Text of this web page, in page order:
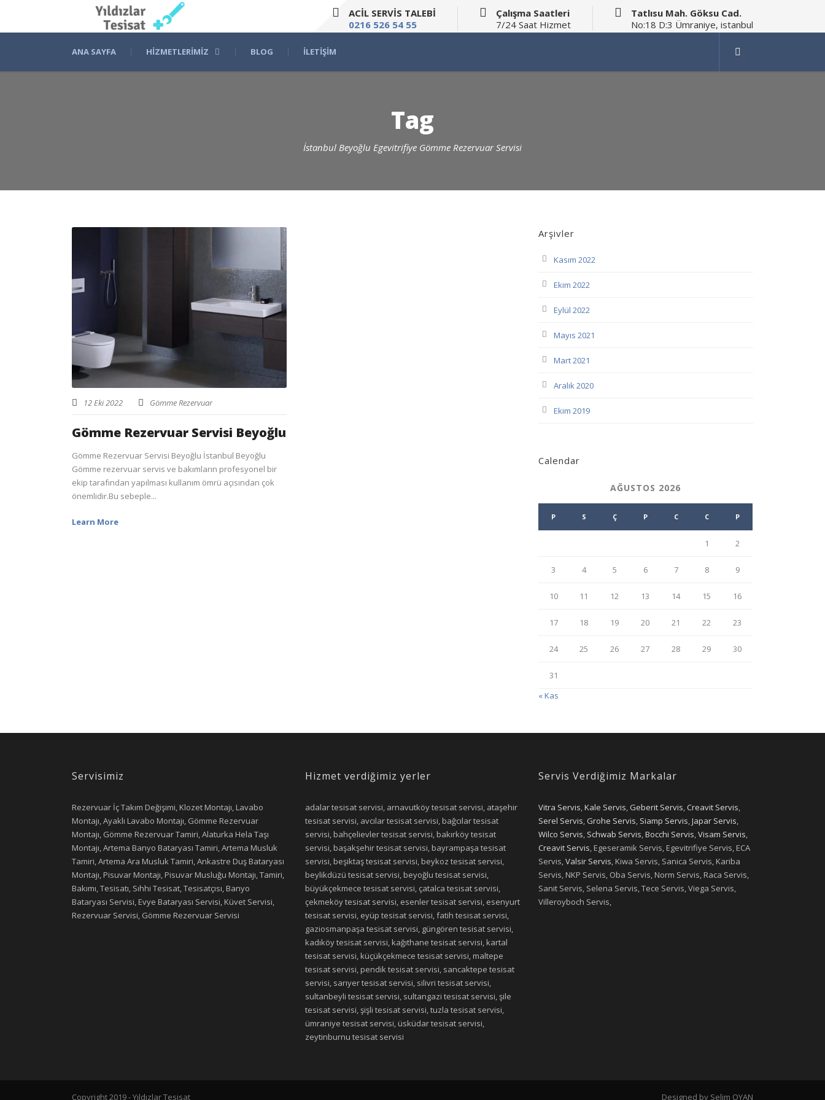
ACİL SERVİS TALEBİ
0216 526 54 55
Çalışma Saatleri
7/24 Saat Hizmet
Tatlısu Mah. Göksu Cad.
No:18 D:3 Ümraniye, istanbul
ANA SAYFA HIZMETLERIMIZ BLOG İLETIŞIM
Tag
İstanbul Beyoğlu Egevitrifiye Gömme Rezervuar Servisi
12 Eki 2022 Gömme Rezervuar
Gömme Rezervuar Servisi Beyoğlu
Gömme Rezervuar Servisi Beyoğlu İstanbul Beyoğlu
Gömme rezervuar servis ve bakımların profesyonel bir
ekip tarafından yapılması kullanım ömrü açısından çok
önemlidir.Bu sebeple...
Learn More
Arşivler
Kasım 2022
Ekim 2022
Eylül 2022
Mayıs 2021
Mart 2021
Aralık 2020
Ekim 2019
Calendar
AĞUSTOS 2026
P S Ç P C C P
1 2
3 4 5 6 7 8 9
10 11 12 13 14 15 16
17 18 19 20 21 22 23
24 25 26 27 28 29 30
31
« Kas
Servisimiz
Rezervuar İç Takım Değişimi, Klozet Montajı, Lavabo
Montajı, Ayaklı Lavabo Montajı, Gömme Rezervuar
Montajı, Gömme Rezervuar Tamiri, Alaturka Hela Taşı
Montajı, Artema Banyo Bataryası Tamiri, Artema Musluk
Tamiri, Artema Ara Musluk Tamiri, Ankastre Duş Bataryası
Montajı, Pisuvar Montajı, Pisuvar Musluğu Montajı, Tamiri,
Bakımı, Tesisatı, Sıhhi Tesisat, Tesisatçısı, Banyo
Bataryası Servisi, Evye Bataryası Servisi, Küvet Servisi,
Rezervuar Servisi, Gömme Rezervuar Servisi
Hizmet verdiğimiz yerler
adalar tesisat servisi, arnavutköy tesisat servisi, ataşehir
tesisat servisi, avcılar tesisat servisi, bağcılar tesisat
servisi, bahçelievler tesisat servisi, bakırköy tesisat
servisi, başakşehir tesisat servisi, bayrampaşa tesisat
servisi, beşiktaş tesisat servisi, beykoz tesisat servisi,
beylikdüzü tesisat servisi, beyoğlu tesisat servisi,
büyükçekmece tesisat servisi, çatalca tesisat servisi,
çekmeköy tesisat servisi, esenler tesisat servisi, esenyurt
tesisat servisi, eyüp tesisat servisi, fatih tesisat servisi,
gaziosmanpaşa tesisat servisi, güngören tesisat servisi,
kadıköy tesisat servisi, kağıthane tesisat servisi, kartal
tesisat servisi, küçükçekmece tesisat servisi, maltepe
tesisat servisi, pendik tesisat servisi, sancaktepe tesisat
servisi, sarıyer tesisat servisi, silivri tesisat servisi,
sultanbeyli tesisat servisi, sultangazi tesisat servisi, şile
tesisat servisi, şişli tesisat servisi, tuzla tesisat servisi,
ümraniye tesisat servisi, üsküdar tesisat servisi,
zeytinburnu tesisat servisi
Servis Verdiğimiz Markalar
Vitra Servis,Kale Servis, Geberit Servis,Creavit Servis,
Serel Servis, Grohe Servis, Siamp Servis,Japar Servis,
Wilco Servis, Schwab Servis,Bocchi Servis,Visam Servis,
Creavit Servis, Egeseramik Servis, Egevitrifiye Servis, ECA
Servis,Valsir Servis, Kiwa Servis, Sanica Servis, Kariba
Servis, NKP Servis, Oba Servis, Norm Servis, Raca Servis,
Sanit Servis, Selena Servis, Tece Servis, Viega Servis,
Villeroyboch Servis,
Copyright 2019 - Yıldızlar Tesisat Designed by Selim OYAN